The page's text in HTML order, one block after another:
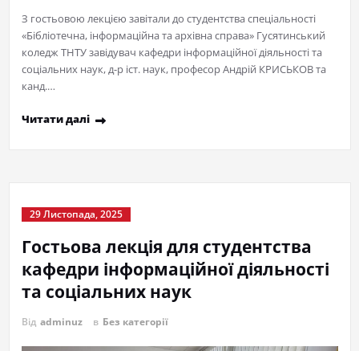
З гостьовою лекцією завітали до студентства спеціальності
«Бібліотечна, інформаційна та архівна справа» Гусятинський
коледж ТНТУ завідувач кафедри інформаційної діяльності та
соціальних наук, д-р іст. наук, професор Андрій КРИСЬКОВ та
канд.…
Читати далі
29 Листопада, 2025
Гостьова лекція для студентства
кафедри інформаційної діяльності
та соціальних наук
Від adminuz в Без категорії